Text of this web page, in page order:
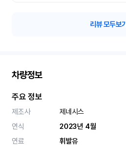
리뷰 모두보기
차량정보
주요 정보
제조사
제네시스
연식
2023년 4월
연료
휘발유